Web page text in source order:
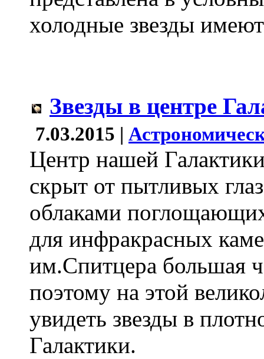
холодные звезды
Звезды в центре
7.03.2015 |
Центр нашей
скрыт от пытливых
облаками
для инфракрасных
им.Спитцера большая
поэтому на этой
увидеть звезды в
Галактики.